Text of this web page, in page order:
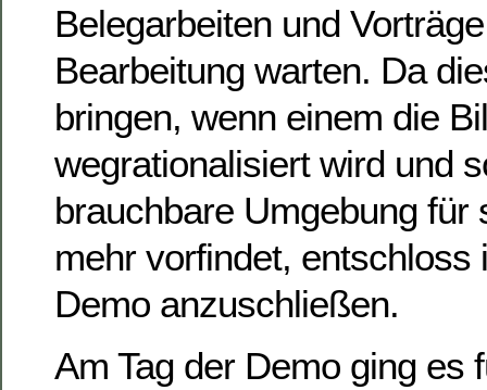
Belegarbeiten und
Bearbeitung warten. Da
bringen, wenn einem die
wegrationalisiert wird und
brauchbare Umgebung für
mehr vorfindet, entschloss
Demo anzuschließen.
Am Tag der Demo ging es